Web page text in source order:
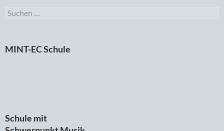
Suchen
MINT-EC Schule
Schule mit